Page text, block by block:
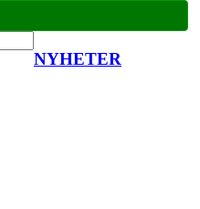
NYHETER